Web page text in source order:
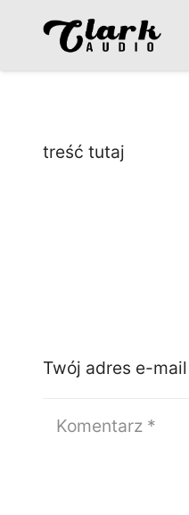
treść tutaj
Twój adres e-